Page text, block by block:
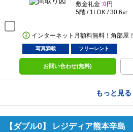
敷金礼金 :0円
5階 / 1LDK / 30.6㎡
インターネット月額料無料！角部屋！
写真満載 フリーレント
お問い合わせ(無料)
もっと見る
【ダブル0】 レジディア熊本辛島